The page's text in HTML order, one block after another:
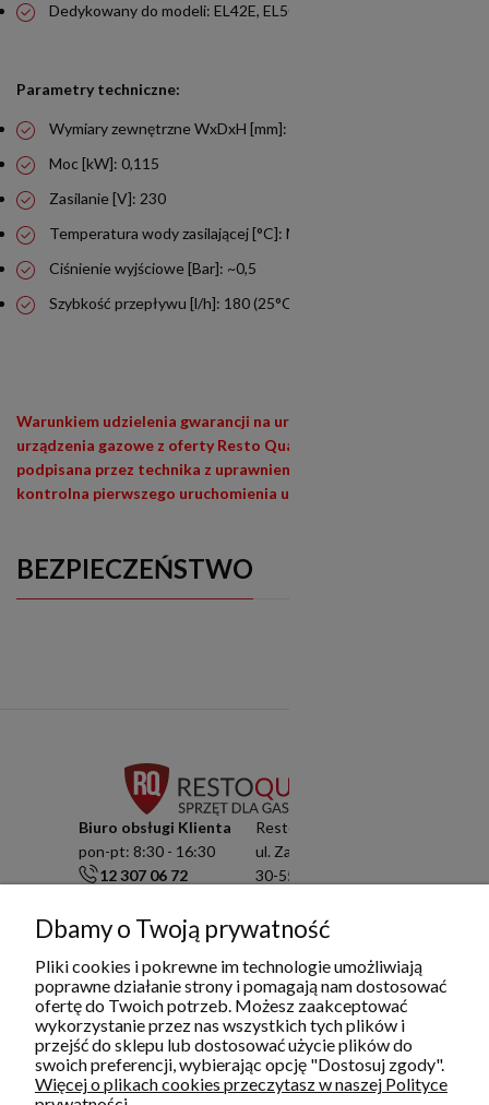
Dedykowany do modeli: EL42E, EL50E, EL51E, EL55E
Parametry techniczne:
Wymiary zewnętrzne WxDxH [mm]: 170x620x400
Moc [kW]: 0,115
Zasilanie [V]: 230
Temperatura wody zasilającej [°C]: Max. 30
Ciśnienie wyjściowe [Bar]: ~0,5
Szybkość przepływu [l/h]: 180 (25°C)
Warunkiem udzielenia gwarancji na urządzenia siłowe (400V) i
urządzenia gazowe z oferty Resto Quality jest wypełniona i
podpisana przez technika z uprawnieniami (E1,E3) lista
kontrolna pierwszego uruchomienia urządzenia
BEZPIECZEŃSTWO
Biuro obsługi Klienta
pon-pt: 8:30 - 16:30
12 307 06 72
info@restoquality.pl
Serwis
pon-pt: 8:30 - 16:30
577 609 633
serwis@restoquality.pl
Resto Quality Sp. z o.o.
ul. Zamknięta 10/1.5
30-554 Kraków
KRS: 0000511822
Dbamy o Twoją prywatność
Pliki cookies i pokrewne im technologie umożliwiają
poprawne działanie strony i pomagają nam dostosować
ofertę do Twoich potrzeb. Możesz zaakceptować
wykorzystanie przez nas wszystkich tych plików i
przejść do sklepu lub dostosować użycie plików do
swoich preferencji, wybierając opcję "Dostosuj zgody".
Więcej o plikach cookies przeczytasz w naszej Polityce